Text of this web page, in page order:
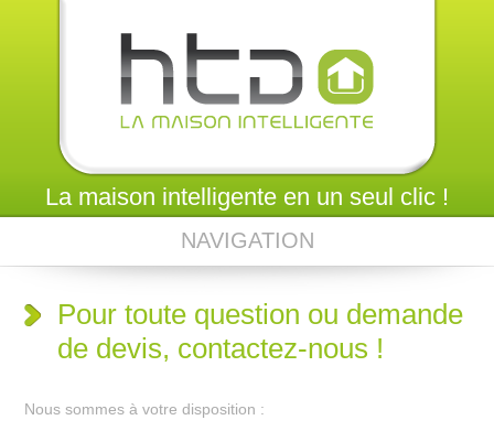
La maison intelligente en un seul clic !
NAVIGATION
Pour toute question ou demande
de devis, contactez-nous !
Nous sommes à votre disposition :